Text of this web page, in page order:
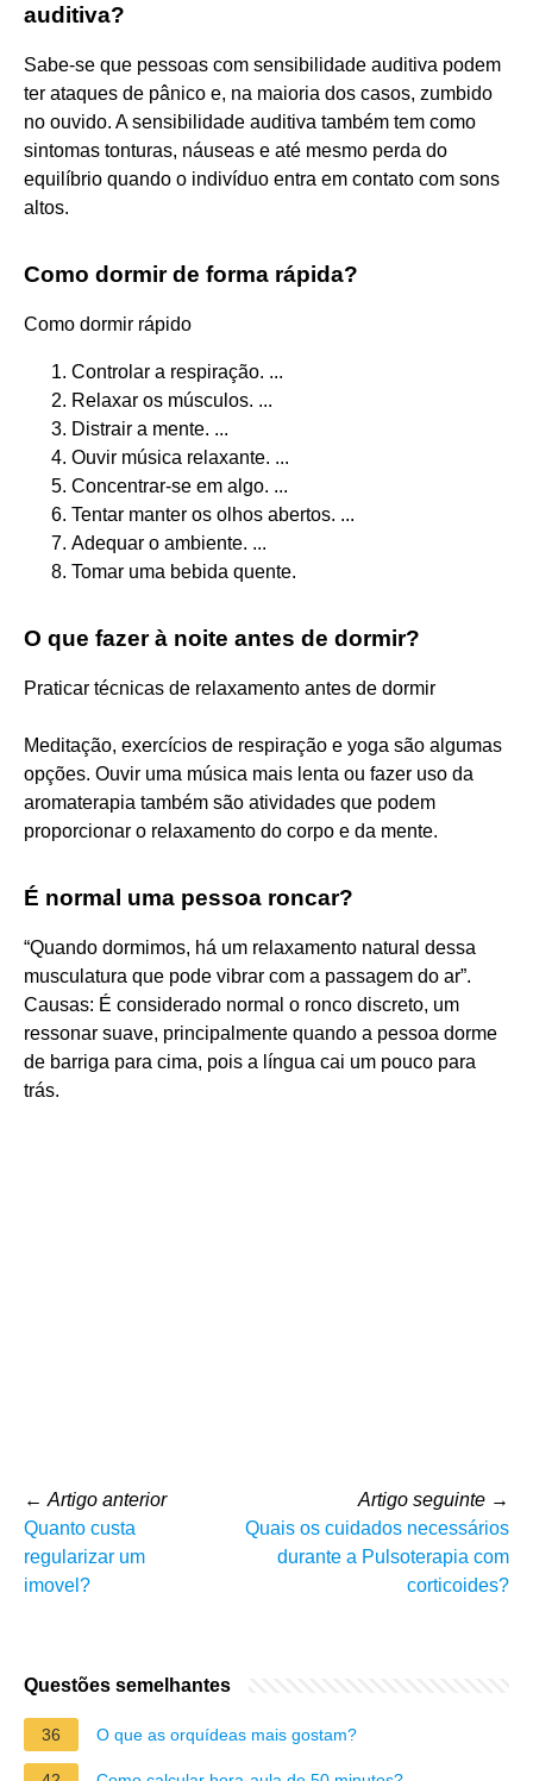
auditiva?
Sabe-se que pessoas com sensibilidade auditiva podem
ter ataques de pânico e, na maioria dos casos, zumbido
no ouvido. A sensibilidade auditiva também tem como
sintomas tonturas, náuseas e até mesmo perda do
equilíbrio quando o indivíduo entra em contato com sons
altos.
Como dormir de forma rápida?
Como dormir rápido
Controlar a respiração. ...
Relaxar os músculos. ...
Distrair a mente. ...
Ouvir música relaxante. ...
Concentrar-se em algo. ...
Tentar manter os olhos abertos. ...
Adequar o ambiente. ...
Tomar uma bebida quente.
O que fazer à noite antes de dormir?
Praticar técnicas de relaxamento antes de dormir
Meditação, exercícios de respiração e yoga são algumas
opções. Ouvir uma música mais lenta ou fazer uso da
aromaterapia também são atividades que podem
proporcionar o relaxamento do corpo e da mente.
É normal uma pessoa roncar?
“Quando dormimos, há um relaxamento natural dessa
musculatura que pode vibrar com a passagem do ar”.
Causas: É considerado normal o ronco discreto, um
ressonar suave, principalmente quando a pessoa dorme
de barriga para cima, pois a língua cai um pouco para
trás.
← Artigo anterior
Quanto custa
regularizar um
imovel?
Artigo seguinte →
Quais os cuidados necessários
durante a Pulsoterapia com
corticoides?
Questões semelhantes
36 O que as orquídeas mais gostam?